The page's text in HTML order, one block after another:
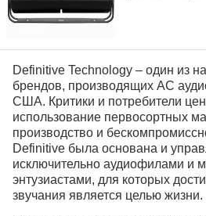
Definitive Technology – один из
брендов, производящих АС
США. Критики и потребители
использование первосортных
производство и
Definitive была основана и
исключительно аудиофилами и
энтузиастами, для которых
звучания является целью жизни.